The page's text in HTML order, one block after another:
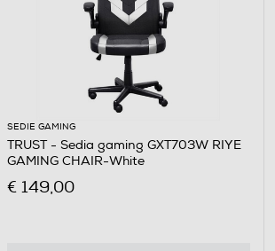
SEDIE GAMING
TRUST - Sedia gaming GXT703W RIYE
GAMING CHAIR-White
€ 149,00